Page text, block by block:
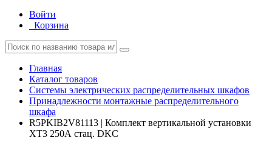
Войти
Корзина
Главная
Каталог товаров
Системы электрических распределительных шкафов
Принадлежности монтажные распределительного
шкафа
R5PKIB2V81113 | Комплект вертикальной установки
XT3 250А стац. DKC